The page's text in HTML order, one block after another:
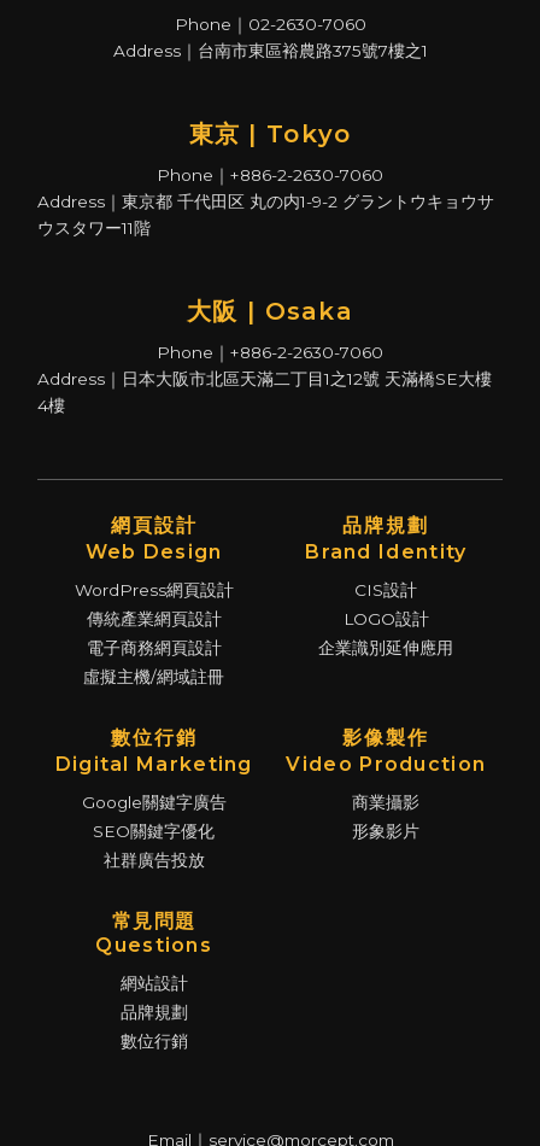
Phone｜02-2630-7060
Address｜台南市東區裕農路375號7樓之1
東京 | Tokyo
Phone｜+886-2-2630-7060
Address｜東京都 千代田区 丸の内1-9-2 グラントウキョウサ
ウスタワー11階
大阪 | Osaka
Phone｜+886-2-2630-7060
Address｜日本大阪市北區天滿二丁目1之12號 天滿橋SE大樓
4樓
網頁設計
Web Design
WordPress網頁設計
傳統產業網頁設計
電子商務網頁設計
虛擬主機/網域註冊
品牌規劃
Brand Identity
CIS設計
LOGO設計
企業識別延伸應用
數位行銷
Digital Marketing
Google關鍵字廣告
SEO關鍵字優化
社群廣告投放
影像製作
Video Production
商業攝影
形象影片
常見問題
Questions
網站設計
品牌規劃
數位行銷
Email｜service@morcept.com